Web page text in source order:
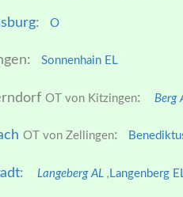
: O
Sonnenhain EL
OT von Kitzingen: Berg
OT von Zellingen:
: Langeberg AL , Langenberg